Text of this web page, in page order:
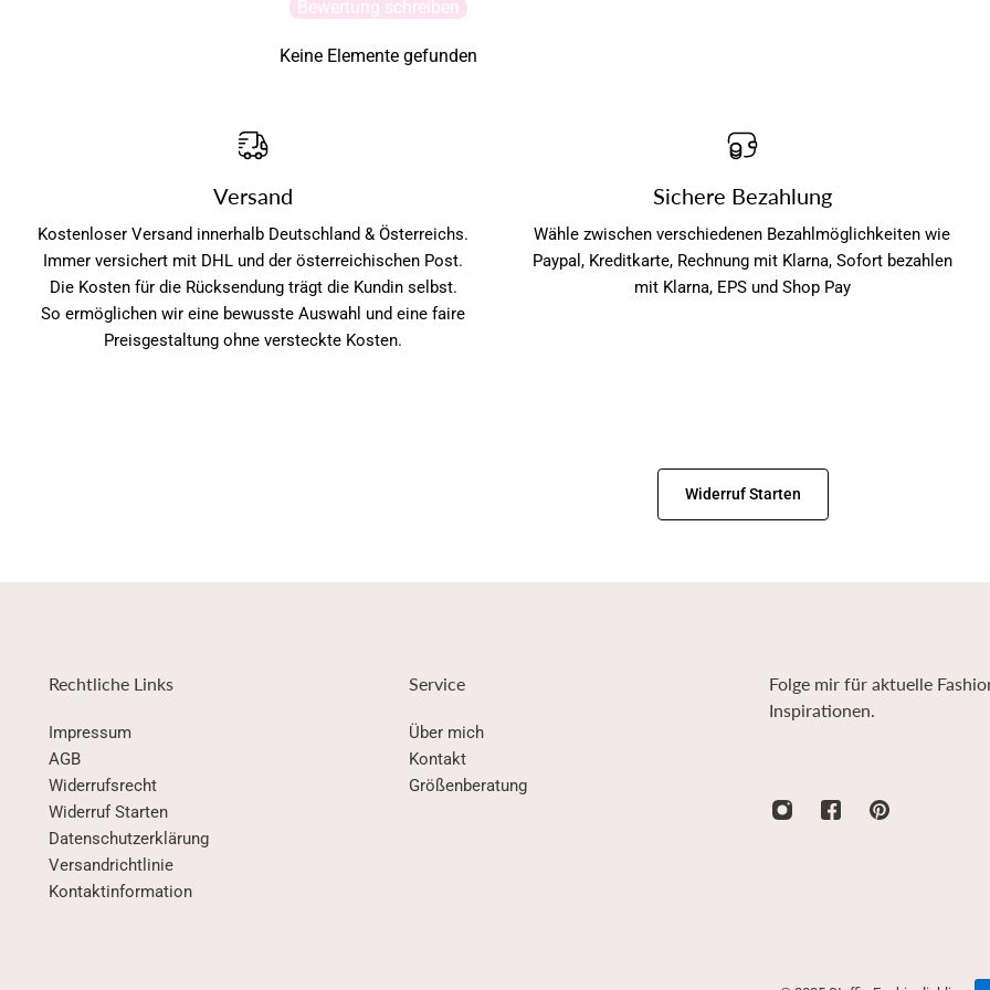
Bewertung schreiben
Keine Elemente gefunden
Versand
Kostenloser Versand innerhalb Deutschland & Österreichs.
Immer versichert mit DHL und der österreichischen Post.
Die Kosten für die Rücksendung trägt die Kundin selbst.
So ermöglichen wir eine bewusste Auswahl und eine faire
Preisgestaltung ohne versteckte Kosten.
Sichere Bezahlung
Wähle zwischen verschiedenen Bezahlmöglichkeiten wie
Paypal, Kreditkarte, Rechnung mit Klarna, Sofort bezahlen
mit Klarna, EPS und Shop Pay
Widerruf Starten
Rechtliche Links
Impressum
AGB
Widerrufsrecht
Widerruf Starten
Datenschutzerklärung
Versandrichtlinie
Kontaktinformation
Service
Über mich
Kontakt
Größenberatung
Folge mir für aktuelle
Inspirationen.